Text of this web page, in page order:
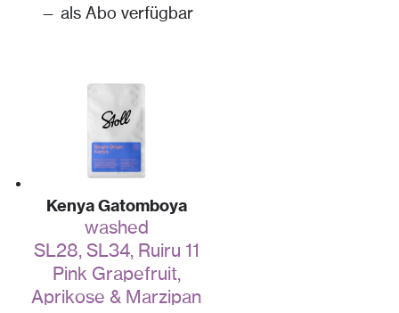
— als Abo verfügbar
Kenya Gatomboya
washed
SL28, SL34, Ruiru 11
Pink Grapefruit,
Aprikose & Marzipan